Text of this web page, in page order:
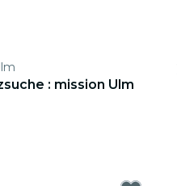
: mission Ulm